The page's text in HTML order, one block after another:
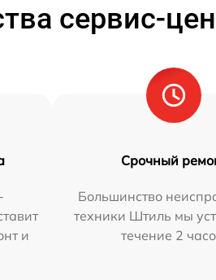
сервис-
и
Срочный
Большинство
техники Штиль мы
течение 2